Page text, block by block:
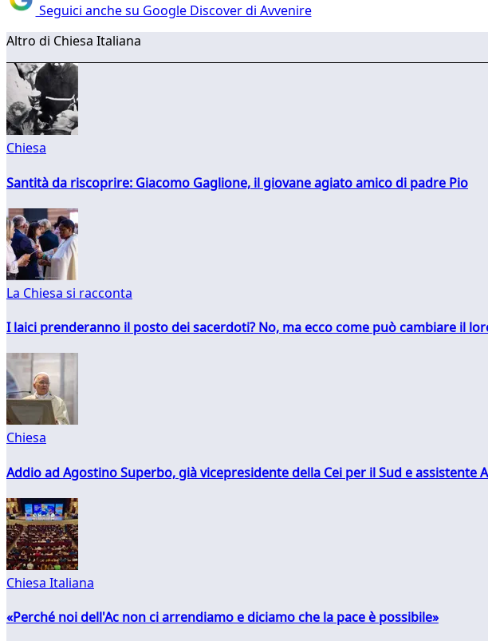
Seguici anche su Google Discover di Avvenire
Altro di Chiesa Italiana
Chiesa
Santità da riscoprire: Giacomo Gaglione, il giovane agiato amico di padre Pio
La Chiesa si racconta
I laici prenderanno il posto dei sacerdoti? No, ma ecco come può cambiare il
Chiesa
Addio ad Agostino Superbo, già vicepresidente della Cei per il Sud e assistente
Chiesa Italiana
«Perché noi dell'Ac non ci arrendiamo e diciamo che la pace è possibile»